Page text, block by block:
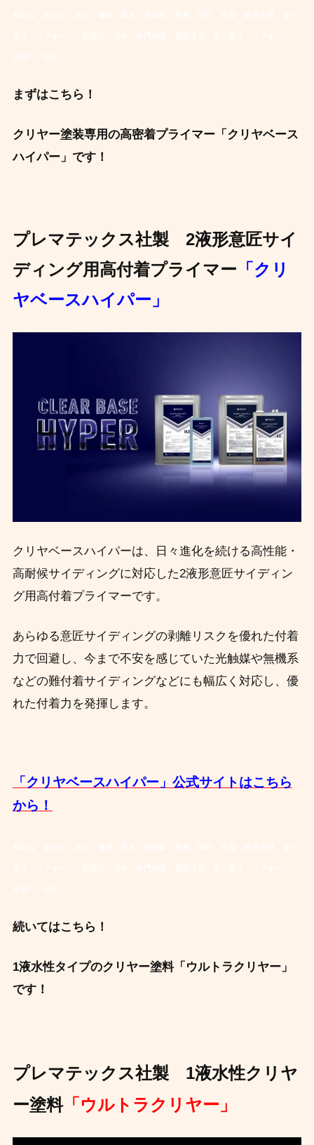
まずはこちら！
クリヤー塗装専用の高密着プライマー「クリヤベース
ハイパー」です！
プレマテックス社製 2液形意匠サイ
ディング用高付着プライマー 「クリ
ヤベースハイパー」
クリヤベースハイパーは、日々進化を続ける高性能・
高耐候サイディングに対応した2液形意匠サイディン
グ用高付着プライマーです。
あらゆる意匠サイディングの剥離リスクを優れた付着
力で回避し、 今まで不安を感じていた光触媒や無機系
などの難付着サイディングなどにも幅広く対応し、優
れた付着力を発揮します。
「クリヤベースハイパー」公式サイトはこちら
から！
続いてはこちら！
1液水性タイプのクリヤー塗料「ウルトラクリヤー」
です！
プレマテックス社製 1液水性クリヤ
ー塗料「ウルトラクリヤー」